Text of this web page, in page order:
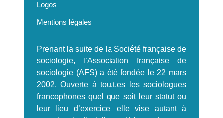
Logos
Mentions légales
Prenant la suite de la Société française de
sociologie, l’Association française de
sociologie (AFS) a été fondée le 22 mars
2002. Ouverte à tou.t.es les sociologues
francophones quel que soit leur statut ou
leur lieu d’exercice, elle vise autant à